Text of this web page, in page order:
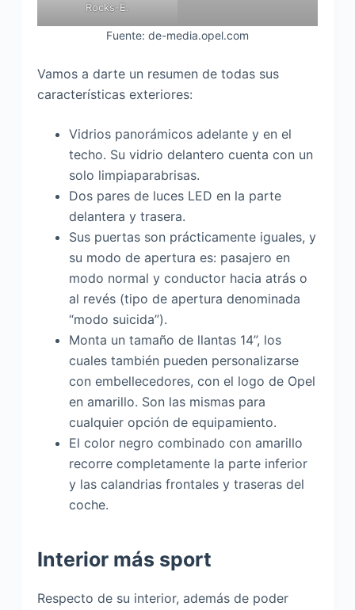
Rocks-E.
Fuente: de-media.opel.com
Vamos a darte un resumen de todas sus
características exteriores:
Vidrios panorámicos adelante y en el
techo. Su vidrio delantero cuenta con un
solo limpiaparabrisas.
Dos pares de luces LED en la parte
delantera y trasera.
Sus puertas son prácticamente iguales, y
su modo de apertura es: pasajero en
modo normal y conductor hacia atrás o
al revés (tipo de apertura denominada
“modo suicida”).
Monta un tamaño de llantas 14”, los
cuales también pueden personalizarse
con embellecedores, con el logo de Opel
en amarillo. Son las mismas para
cualquier opción de equipamiento.
El color negro combinado con amarillo
recorre completamente la parte inferior
y las calandrias frontales y traseras del
coche.
Interior más sport
Respecto de su interior, además de poder